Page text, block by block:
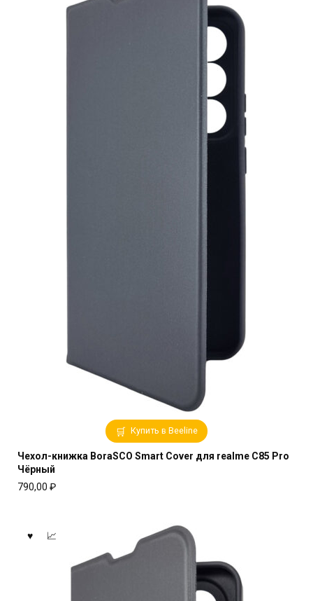
Купить в Beeline
Чехол-книжка BoraSCO Smart Cover для realme C85 Pro
Чёрный
790,00 ₽